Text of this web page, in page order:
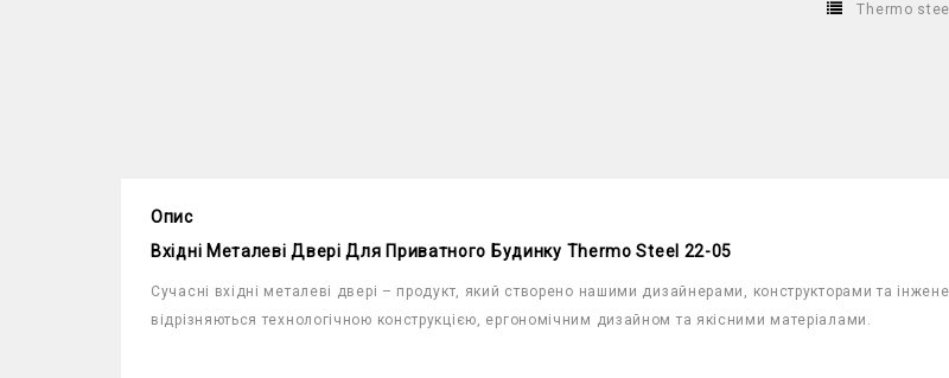
Thermo
Опис
Вхідні Металеві Двері Для Приватного Будинку Thermo Steel 22-05
Сучасні вхідні металеві двері – продукт, який створено нашими дизайнерами, конструкторами та
відрізняються технологічною конструкцією, ергономічним дизайном та якісними матеріалами.